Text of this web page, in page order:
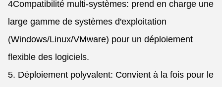
4Compatibilité multi-systèmes: prend en charge une
large gamme de systèmes d'exploitation
(Windows/Linux/VMware) pour un déploiement
flexible des logiciels.
5. Déploiement polyvalent: Convient à la fois pour le